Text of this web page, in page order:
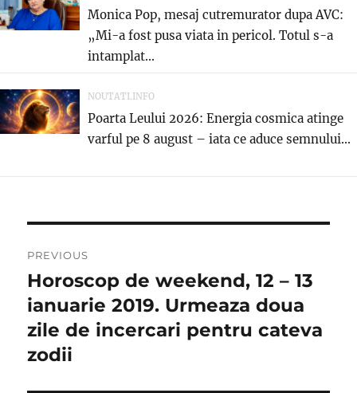
Monica Pop, mesaj cutremurator dupa AVC:
„Mi-a fost pusa viata in pericol. Totul s-a
intamplat...
NOUTATI.INFO
Poarta Leului 2026: Energia cosmica atinge
varful pe 8 august – iata ce aduce semnului...
în
articole
PREVIOUS
Previous
post:
Horoscop de weekend, 12 – 13
ianuarie 2019. Urmeaza doua
zile de incercari pentru cateva
zodii